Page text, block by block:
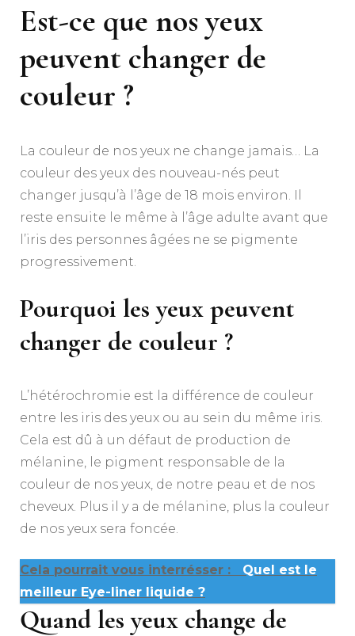
Est-ce que nos yeux
peuvent changer de
couleur ?
La couleur de nos yeux ne change jamais… La
couleur des yeux des nouveau-nés peut
changer jusqu’à l’âge de 18 mois environ. Il
reste ensuite le même à l’âge adulte avant que
l’iris des personnes âgées ne se pigmente
progressivement.
Pourquoi les yeux peuvent
changer de couleur ?
L’hétérochromie est la différence de couleur
entre les iris des yeux ou au sein du même iris.
Cela est dû à un défaut de production de
mélanine, le pigment responsable de la
couleur de nos yeux, de notre peau et de nos
cheveux. Plus il y a de mélanine, plus la couleur
de nos yeux sera foncée.
Cela pourrait vous interrésser :
Quel est le
meilleur Eye-liner liquide ?
Quand les yeux change de